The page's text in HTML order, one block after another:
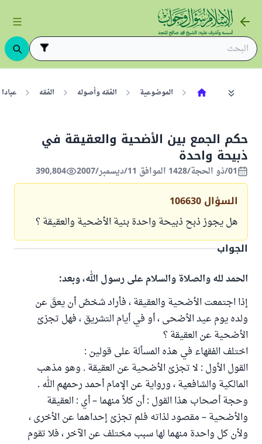
الموضوعية الفقه وأصوله الفقه
حكم الجمع بين الأضحية والعقيقة في
ذبيحة واحدة
01/ذو الحجة/1428 الموافق 11/ديسمبر/2007 390,804
السؤال 106630
هل يجوز ذبح ذبيحة واحدة بنية الأضحية والعقيقة ؟
الجواب
الحمد لله والصلاة والسلام على رسول الله، وبعد:
إذا اجتمعت الأضحية والعقيقة ، فأراد شخصٌ أن يعقَ عن
ولده يوم عيد الأضحى ، أو في أيام التشريق ، فهل تجزئ
الأضحية عن العقيقة ؟
اختلف الفقهاء في هذه المسألة على قولين :
القول الأول : لا تجزئ الأضحية عن العقيقة . وهو مذهب
المالكية والشافعية ، ورواية عن الإمام أحمد رحمهم الله .
وحجة أصحاب هذا القول : أن كلاً منهما – أي : العقيقة
والأضحية – مقصود لذاته فلم تجزئ إحداهما عن الأخرى ،
ولأن كل واحدة منهما لها سبب مختلف عن الآخر ، فلا تقوم